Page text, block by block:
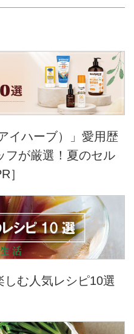
イハーブ）」愛用歴
フが厳選！夏のセル
］
む人気レシピ10選